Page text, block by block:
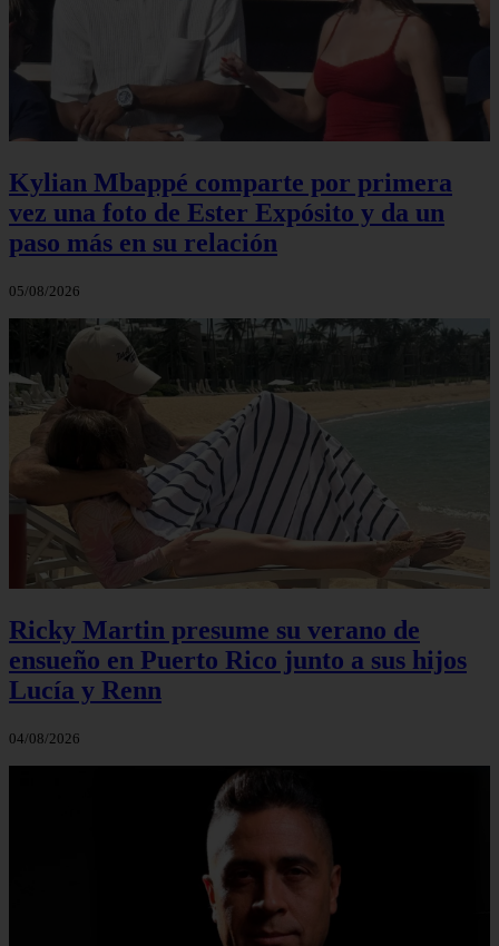
Kylian Mbappé comparte por primera
vez una foto de Ester Expósito y da un
paso más en su relación
05/08/2026
Ricky Martin presume su verano de
ensueño en Puerto Rico junto a sus hijos
Lucía y Renn
04/08/2026